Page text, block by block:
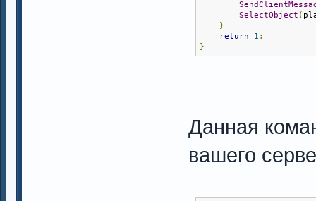
SelectObject (
}
return
1 ;
}
Данная
вашего